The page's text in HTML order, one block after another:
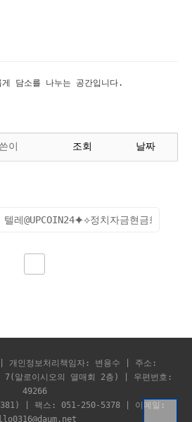
게 담소를 나누는 공간입니다.
이 조회 날짜
개인정보처리책임자: 변용수 | 주소:
7(알로이시오의 열매회 2층) | 우편번호:
49266
| 팩스: 051-250-5378 | 이메일: